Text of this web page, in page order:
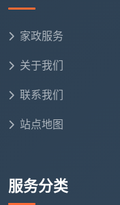
家政服务
关于我们
联系我们
站点地图
服务分类